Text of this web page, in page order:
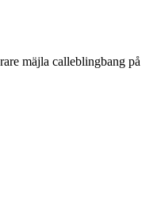
mäjla calleblingbang på